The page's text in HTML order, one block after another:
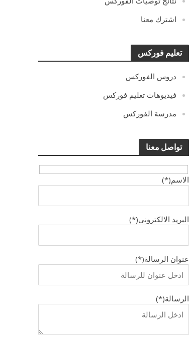
اشترك معنا
تعليم فوركس
دروس الفوركس
فيديوهات تعليم فوركس
مدرسة الفوركس
تواصل معنا
الاسم(*)
البريد الالكترونى(*)
عنوان الرسالة(*)
الرسالة(*)